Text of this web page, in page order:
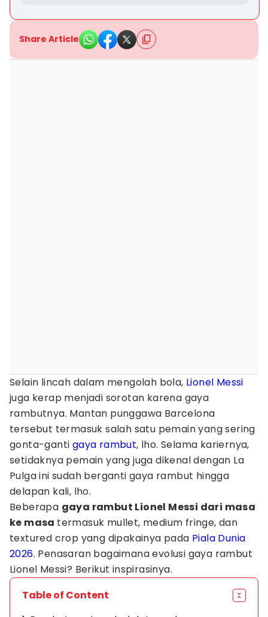
Share Article
Selain lincah dalam mengolah bola, Lionel Messi
juga kerap menjadi sorotan karena gaya
rambutnya. Mantan punggawa Barcelona
tersebut termasuk salah satu pemain yang sering
gonta-ganti gaya rambut, lho. Selama kariernya,
setidaknya pemain yang juga dikenal dengan La
Pulgaini sudah berganti gaya rambut hingga
delapan kali, lho.
Beberapa gaya rambut Lionel Messi dari masa
ke masa termasuk mullet, medium fringe, dan
textured crop yang dipakainya pada Piala Dunia
2026. Penasaran bagaimana evolusi gaya rambut
Lionel Messi? Berikut inspirasinya.
Table of Content